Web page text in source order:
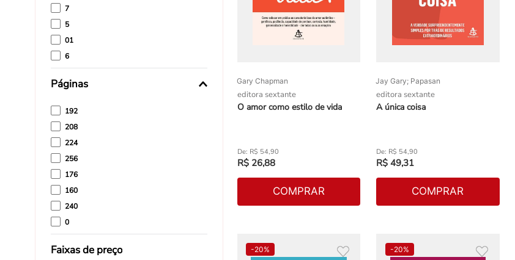
7
5
01
6
60
Páginas
192
208
224
256
176
160
240
0
288
Faixas de preço
Gary Chapman
editora sextante
O amor como estilo de vida
R$ 54,90
R$ 26,88
COMPRAR
Jay Gary; Papasan
editora sextante
A única coisa
R$ 54,90
R$ 49,31
COMPRAR
-20% -20%